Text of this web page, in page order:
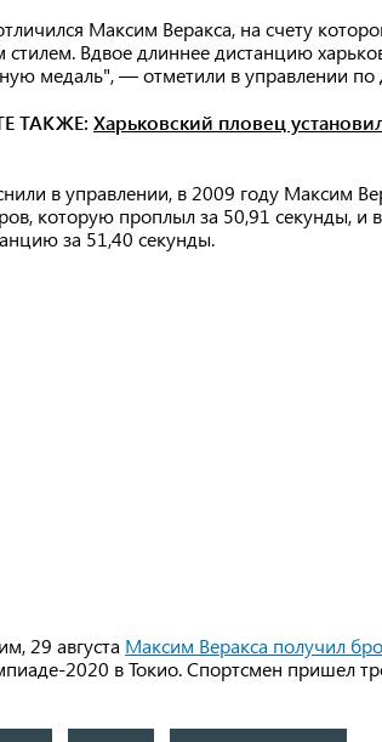
Максим Веракса, на счету
стилем. Вдвое длиннее дистанцию
медаль", — отметили в управлении
ТАКЖЕ: Харьковский пловец
в управлении, в 2009 году Максим
которую проплыл за 50,91 секунды,
за 51,40 секунды.
29 августа Максим Веракса получил
2020 в Токио. Спортсмен пришел